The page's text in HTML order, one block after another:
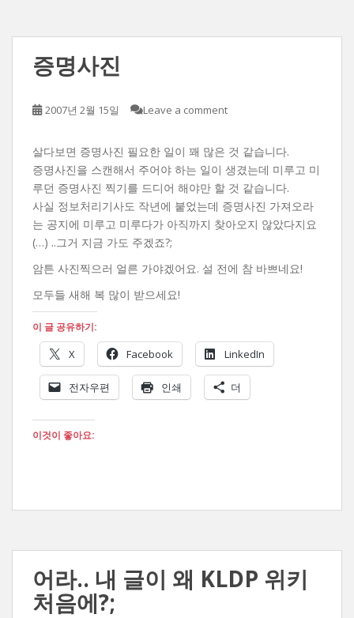
증명사진
2007년 2월 15일 Leave a comment
살다보면 증명사진 필요한 일이 꽤 많은 것 같습니다.
증명사진을 스캔해서 주어야 하는 일이 생겼는데 미루고 미
루던 증명사진 찍기를 드디어 해야만 할 것 같습니다.
사실 정보처리기사도 작년에 붙었는데 증명사진 가져오라
는 공지에 미루고 미루다가 아직까지 찾아오지 않았다지요
(…) ..그거 지금 가도 주겠죠?;
암튼 사진찍으러 얼른 가야겠어요. 설 전에 참 바쁘네요!
모두들 새해 복 많이 받으세요!
이 글 공유하기:
X Facebook LinkedIn
전자우편 인쇄 더
이것이 좋아요:
어라.. 내 글이 왜 KLDP 위키
처음에?;